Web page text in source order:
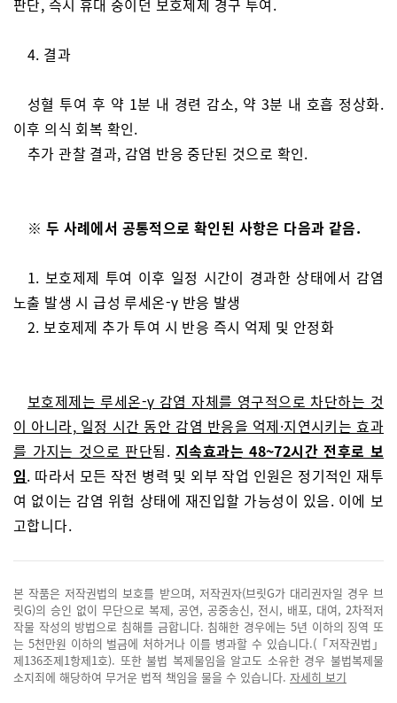
판단, 즉시 휴대 중이던 보호제제 경구 투여.
4. 결과
성혈 투여 후 약 1분 내 경련 감소, 약 3분 내 호흡 정상화.
이후 의식 회복 확인.
추가 관찰 결과, 감염 반응 중단된 것으로 확인.
※ 두 사례에서 공통적으로 확인된 사항은 다음과 같음.
1. 보호제제 투여 이후 일정 시간이 경과한 상태에서 감염
노출 발생 시 급성 루세온-γ 반응 발생
2. 보호제제 추가 투여 시 반응 즉시 억제 및 안정화
보호제제는 루세온-γ 감염 자체를 영구적으로 차단하는 것
이 아니라, 일정 시간 동안 감염 반응을 억제·지연시키는 효과
를 가지는 것으로 판단됨.지속효과는 48~72시간 전후로 보
임. 따라서 모든 작전 병력 및 외부 작업 인원은 정기적인 재투
여 없이는 감염 위험 상태에 재진입할 가능성이 있음. 이에 보
고합니다.
본 작품은 저작권법의 보호를 받으며, 저작권자(브릿G가 대리권자일 경우 브
릿G)의 승인 없이 무단으로 복제, 공연, 공중송신, 전시, 배포, 대여, 2차적저
작물 작성의 방법으로 침해를 금합니다. 침해한 경우에는 5년 이하의 징역 또
는 5천만원 이하의 벌금에 처하거나 이를 병과할 수 있습니다.(「저작권법」
제136조제1항제1호). 또한 불법 복제물임을 알고도 소유한 경우 불법복제물
소지죄에 해당하여 무거운 법적 책임을 물을 수 있습니다. 자세히 보기